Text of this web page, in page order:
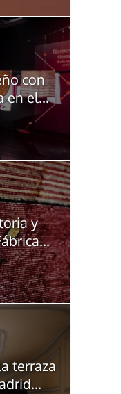
con
en el...
y
terraza